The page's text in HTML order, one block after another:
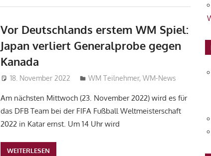
Vor Deutschlands erstem WM Spiel:
Japan verliert Generalprobe gegen
Kanada
18. November 2022 NilsRe
WM Teilnehmer,WM-News
Am nächsten Mittwoch (23. November 2022) wird es für
das DFB Team bei der FIFA Fußball Weltmeisterschaft
2022 in Katar ernst. Um 14 Uhr wird
WEITERLESEN